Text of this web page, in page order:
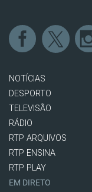
NOTÍCIAS
DESPORTO
TELEVISÃO
RÁDIO
RTP ARQUIVOS
RTP ENSINA
RTP PLAY
EM DIRETO